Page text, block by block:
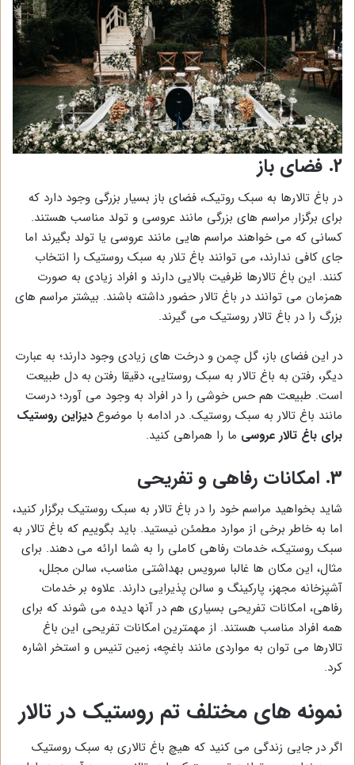
2. فضای باز
در باغ تالارها به سبک روتیک، فضای باز بسیار بزرگی وجود دارد که
برای برگزار مراسم های بزرگی مانند عروسی و تولد مناسب هستند.
کسانی که می خواهند مراسم هایی مانند عروسی یا تولد بگیرند اما
جای کافی ندارند، می توانند باغ تلار به سبک روستیک را انتخاب
کنند. این باغ تالارها ظرفیت بالایی دارند و افراد زیادی به صورت
همزمان می توانند در باغ تالار حضور داشته باشند. بیشتر مراسم های
بزرگ را در باغ تالار روستیک می گیرند.
در این فضای باز، گل چمن و درخت های زیادی وجود دارند؛ به عبارت
دیگر، رفتن به باغ تالار به سبک روستایی، دقیقا رفتن به دل طبیعت
است. طبیعت هم حس خوشی را در افراد به وجود می آورد؛ درست
مانند باغ تالار به سبک روستیک. در ادامه با موضوع دیزاین روستیک
برای باغ تالار عروسی ما را همراهی کنید.
3. امکانات رفاهی و تفریحی
شاید بخواهید مراسم خود را در باغ تالار به سبک روستیک برگزار کنید،
اما به خاطر برخی از موارد مطمئن نیستید. باید بگوییم که باغ تالار به
سبک روستیک، خدمات رفاهی کاملی را به شما ارائه می دهند. برای
مثال، این مکان ها غالبا سرویس بهداشتی مناسب، سالن مجلل،
آشپزخانه مجهز، پارکینگ و سالن پذیرایی دارند. علاوه بر خدمات
رفاهی، امکانات تفریحی بسیاری هم در آنها دیده می شوند که برای
همه افراد مناسب هستند. از مهمترین امکانات تفریحی این باغ
تالارها می توان به مواردی مانند باغچه، زمین تنیس و استخر اشاره
کرد.
نمونه های مختلف تم روستیک در تالار
اگر در جایی زندگی می کنید که هیچ باغ تالاری به سبک روستیک